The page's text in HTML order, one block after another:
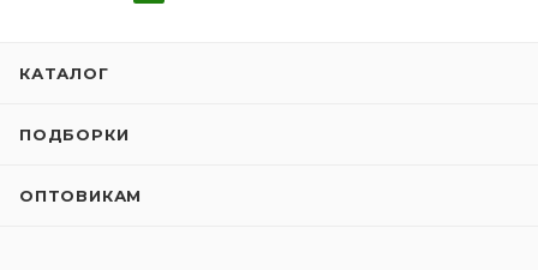
КАТАЛОГ
ПОДБОРКИ
ОПТОВИКАМ